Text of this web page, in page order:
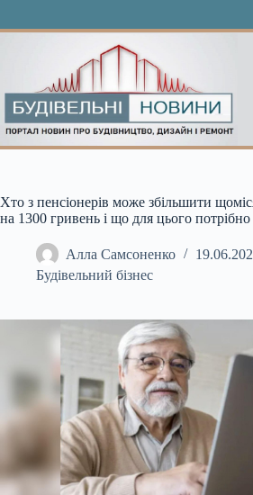
Хто з пенсіонерів може збільшити
на 1300 гривень і що для цього
Алла Самсоненко
Будівельний бізнес